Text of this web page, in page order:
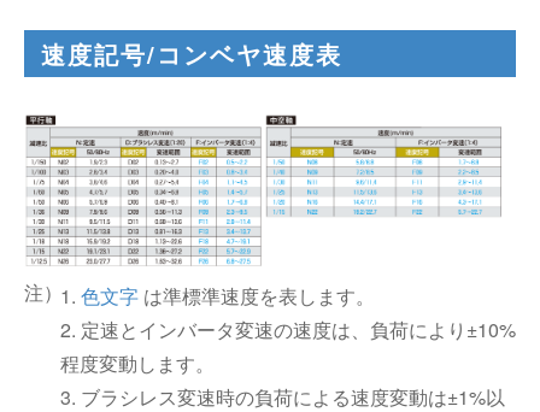
速度記号/コンベヤ速度表
1. 色文字 は準標準速度を表します。
2. 定速とインバータ変速の速度は、負荷により±10%
程度変動します。
3. ブラシレス変速時の負荷による速度変動は±1%以